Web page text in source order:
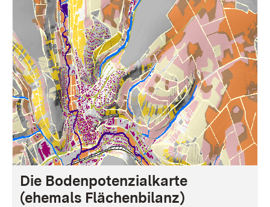
Die Bodenpotenzialkarte
(ehemals Flächenbilanz)